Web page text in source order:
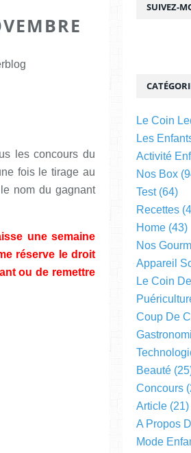
les concours du
fois le tirage au
nom du gagnant
une semaine
réserve le droit
ou de remettre
SUIVEZ-
Le Coin
Les
Activité
Nos Box
Test(64)
Recettes
Home (43)
Nos
Appareil
Le Coin
Coup De
Beauté
Concours
Article (21)
A Propos
Mode